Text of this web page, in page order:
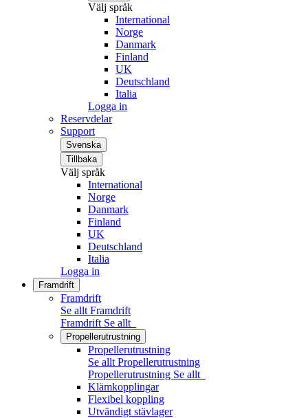
Välj språk
International
Norge
Danmark
Finland
UK
Deutschland
Italia
Logga in
Reservdelar
Support
Svenska
Tillbaka
Välj språk
International
Norge
Danmark
Finland
UK
Deutschland
Italia
Logga in
Framdrift
Framdrift
Se allt Framdrift
Framdrift Se allt
Propellerutrustning
Propellerutrustning
Se allt Propellerutrustning
Propellerutrustning Se allt
Klämkopplingar
Flexibel koppling
Utvändigt stävlager